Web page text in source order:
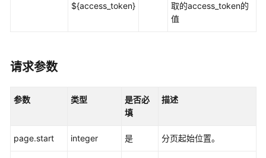
权
${access_token}
取的access_token的
值
请求参数
参数 类型
是否必
填
描述
page.start integer 是 分页起始位置。